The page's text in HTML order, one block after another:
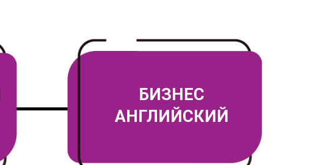
БИЗНЕС
АНГЛИЙСКИЙ